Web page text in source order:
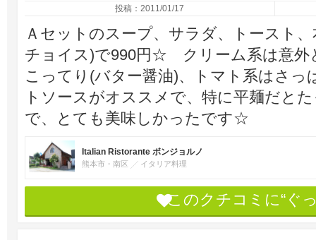
投稿：2011/01/17
Ａセットのスープ、サラダ、トースト
チョイス)で990円☆ クリーム系は意外
こってり(バター醤油)、トマト系はさ
トソースがオススメで、特に平麺だと
で、とても美味しかったです☆
Italian Ristorante ボンジョルノ
熊本市・南区 イタリア料理
このクチコミに“ぐ